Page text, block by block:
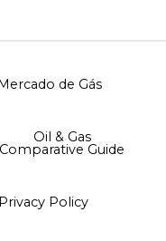
de Gás
Oil & Gas
Comparative Guide
Privacy Policy